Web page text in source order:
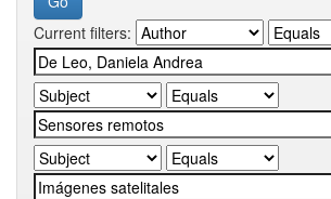
Current filters: